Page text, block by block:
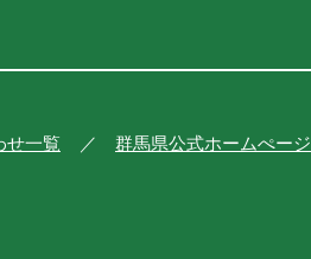
せ一覧 群馬県公式ホームぺージ